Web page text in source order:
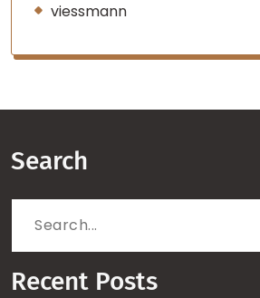
viessmann
Search
Search
Recent Posts